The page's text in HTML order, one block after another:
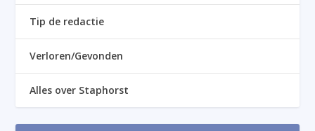
Tip de redactie
Verloren/Gevonden
Alles over Staphorst